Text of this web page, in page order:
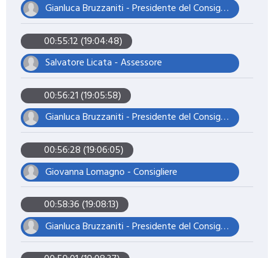
Gianluca Bruzzaniti - Presidente del Consiglio
00:55:12 (19:04:48)
Salvatore Licata - Assessore
00:56:21 (19:05:58)
Gianluca Bruzzaniti - Presidente del Consiglio
00:56:28 (19:06:05)
Giovanna Lomagno - Consigliere
00:58:36 (19:08:13)
Gianluca Bruzzaniti - Presidente del Consiglio